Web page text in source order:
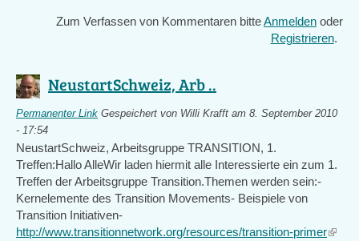
Zum Verfassen von Kommentaren bitteAnmelden oder
Registrieren.
NeustartSchweiz, Arb ..
Permanenter Link Gespeichert von Willi Krafft am 8. September 2010
- 17:54
NeustartSchweiz, Arbeitsgruppe TRANSITION, 1.
Treffen:Hallo AlleWir laden hiermit alle Interessierte ein zum 1.
Treffen der Arbeitsgruppe Transition.Themen werden sein:-
Kernelemente des Transition Movements- Beispiele von
Transition Initiativen-
http://www.transitionnetwork.org/resources/transition-primer(link